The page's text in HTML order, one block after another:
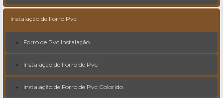
Instalação de Forro Pvc
Forro de Pvc Instalação
Instalação de Forro de Pvc
Instalação de Forro de Pvc Colorido